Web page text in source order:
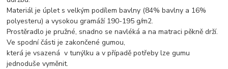
Materiál je úplet s velkým podílem bavlny (84% bavlny a 16%
polyesteru) a vysokou gramáží 190-195 g/m2.
Prostěradlo je pružné, snadno se navléká a na matraci pěkně drží.
Ve spodní části je zakončené gumou,
která je vsazená v tunýlku a v případě potřeby lze gumu
jednoduše vyměnit.